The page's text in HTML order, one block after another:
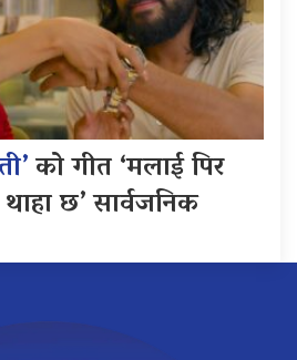
को गीत ‘मलाई पिर
छ’ सार्वजनिक